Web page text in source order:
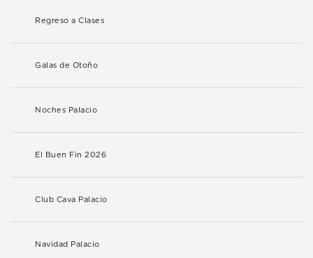
Regreso a Clases
Galas de Otoño
Noches Palacio
El Buen Fin 2026
Club Cava Palacio
Navidad Palacio